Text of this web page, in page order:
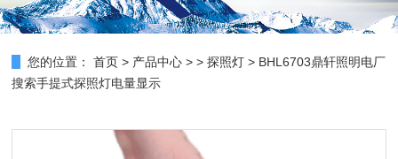
您的位置： 首页 > 产品中心 > >探照灯 > BHL6703鼎轩照明电厂
搜索手提式探照灯电量显示